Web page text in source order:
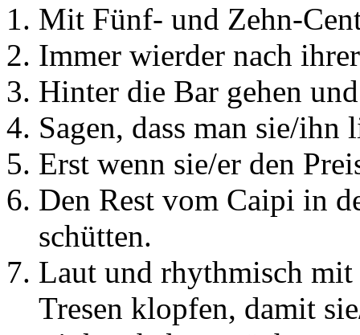
Mit Fünf- und Zehn-
Immer wierder nach
Hinter die Bar gehen
Sagen, dass man sie/ihn
Erst wenn sie/er den
Den Rest vom Caipi in
schütten.
Laut und rhythmisch mit
Tresen klopfen, damit